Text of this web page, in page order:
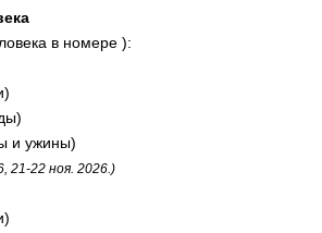
в номере ):
и ужины)
21-22 ноя. 2026.)